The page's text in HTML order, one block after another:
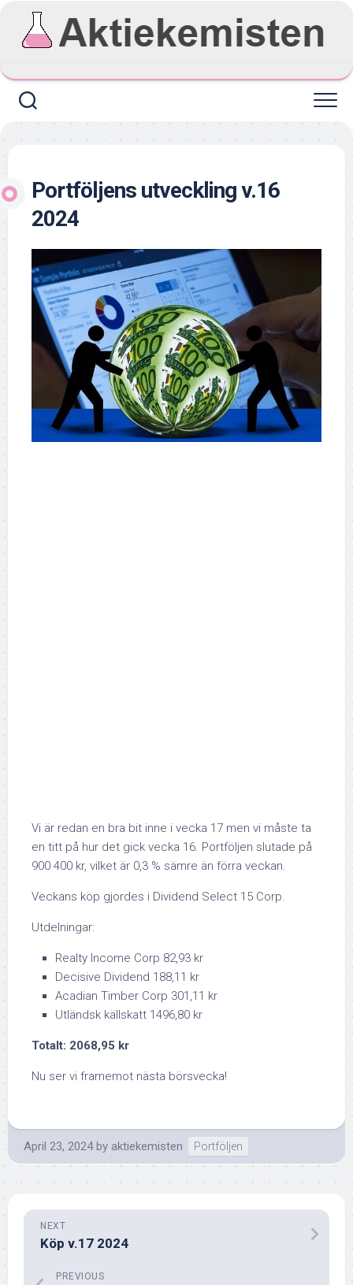
content
Portföljens utveckling v.16
2024
Vi är redan en bra bit inne i vecka 17 men vi måste ta
en titt på hur det gick vecka 16. Portföljen slutade på
900 400 kr, vilket är 0,3 % sämre än förra veckan.
Veckans köp gjordes i Dividend Select 15 Corp.
Utdelningar:
Realty Income Corp 82,93 kr
Decisive Dividend 188,11 kr
Acadian Timber Corp 301,11 kr
Utländsk källskatt 1496,80 kr
Totalt: 2068,95 kr
Nu ser vi framemot nästa börsvecka!
April 23, 2024 by aktiekemisten Portföljen
NEXT
Köp v.17 2024
PREVIOUS